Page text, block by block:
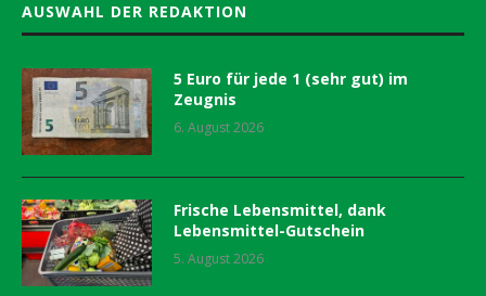
AUSWAHL DER REDAKTION
5 Euro für jede 1 (sehr gut) im
Zeugnis
6. August 2026
Frische Lebensmittel, dank
Lebensmittel-Gutschein
5. August 2026